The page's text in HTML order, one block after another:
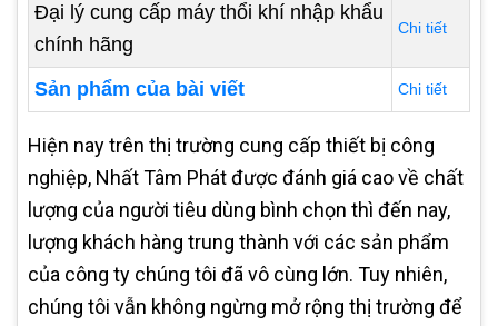
Đại lý cung cấp máy thổi khí nhập khẩu
chính hãng
Chi tiết
Sản phẩm của bài viết Chi tiết
Hiện nay trên thị trường cung cấp thiết bị công
nghiệp, Nhất Tâm Phát được đánh giá cao về chất
lượng của người tiêu dùng bình chọn thì đến nay,
lượng khách hàng trung thành với các sản phẩm
của công ty chúng tôi đã vô cùng lớn. Tuy nhiên,
chúng tôi vẫn không ngừng mở rộng thị trường để